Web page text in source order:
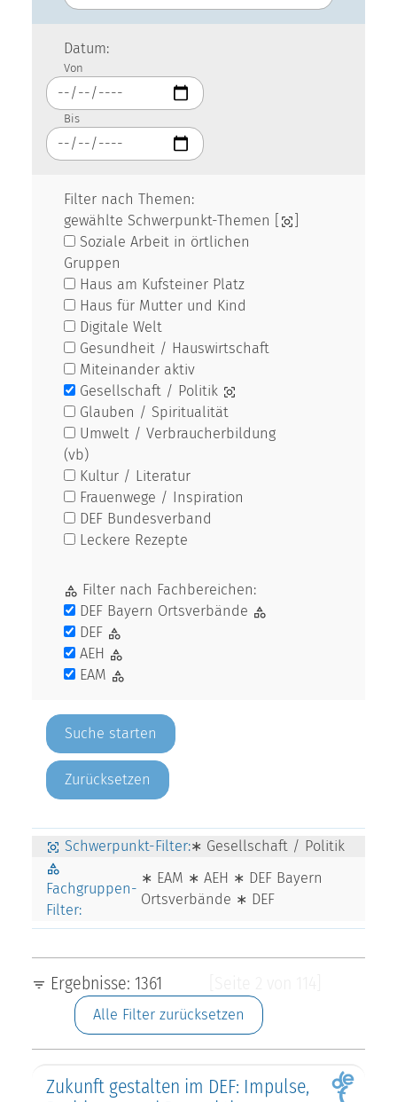
Datum:
Von
Bis
Filter nach Themen:
gewählte Schwerpunkt-Themen [
Soziale Arbeit in örtlichen
Gruppen
Haus am Kufsteiner Platz
Haus für Mutter und Kind
Digitale Welt
Gesundheit / Hauswirtschaft
Miteinander aktiv
Gesellschaft / Politik
Glauben / Spiritualität
Umwelt / Verbraucherbildung
(vb)
Kultur / Literatur
Frauenwege / Inspiration
DEF Bundesverband
Leckere Rezepte
Filter nach Fachbereichen:
DEF Bayern Ortsverbände
DEF
AEH
EAM
Zurücksetzen
Schwerpunkt-Filter:∗ Gesellschaft / Politik
Fachgruppen-
Filter:
∗ EAM ∗ AEH ∗ DEF Bayern
Ortsverbände ∗ DEF
Ergebnisse: 1361
Alle Filter zurücksetzen
Zukunft gestalten im DEF: Impulse,